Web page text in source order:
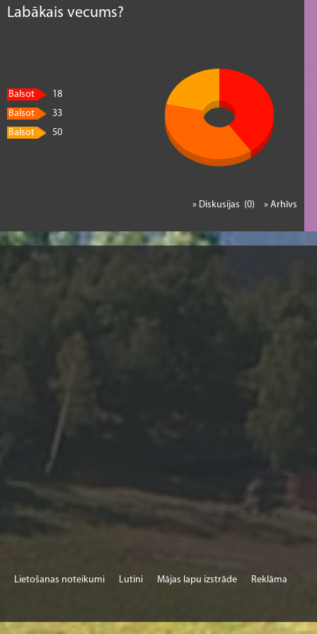
Labākais vecums?
Balsot
18
Balsot
33
Balsot
50
» Arhīvs
» Diskusijas (0)
Lietošanas noteikumi Lutini Mājas lapu izstrāde Reklāma